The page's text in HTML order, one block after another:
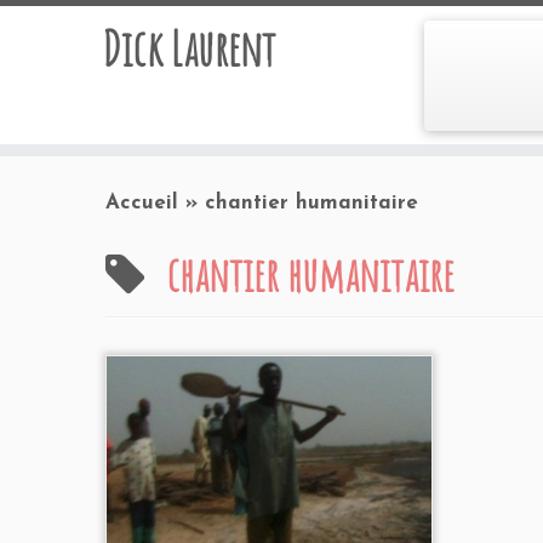
Dick Laurent
Accueil » chantier humanitaire
chantier humanitaire